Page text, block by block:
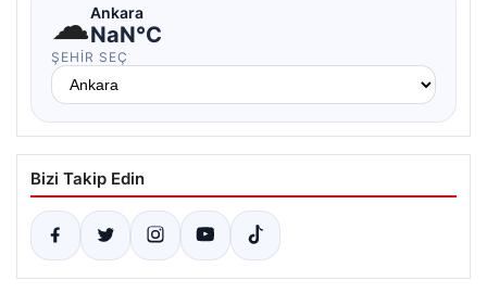
☁Ankara
NaN°C
ŞEHIR SEÇ
Bizi Takip Edin